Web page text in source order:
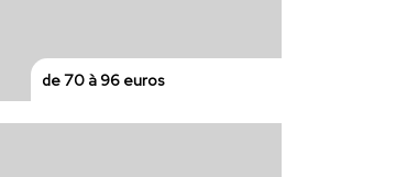
de 70 à 96 euros